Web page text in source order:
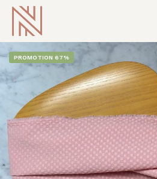
PROMOTION 67%